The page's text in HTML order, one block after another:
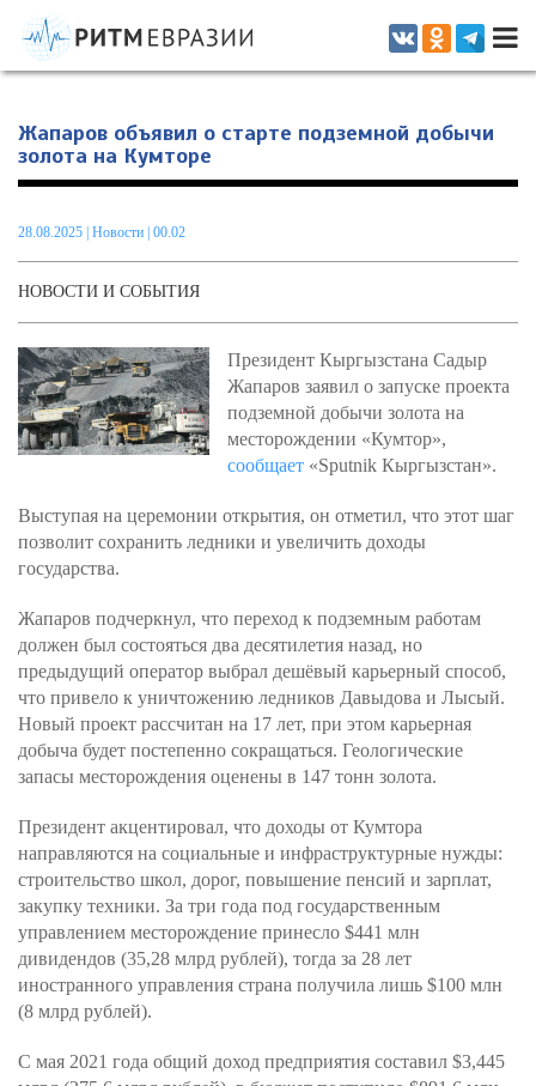
Информационно-аналитическое издание, посвященное актуальным
проблемам интеграции на постсоветском пространстве
Жапаров объявил о старте подземной добычи
золота на Кумторе
28.08.2025 Новости | 00.02
НОВОСТИ И СОБЫТИЯ
Президент Кыргызстана Садыр
Жапаров заявил о запуске проекта
подземной добычи золота на
месторождении «Кумтор»,
сообщает «Sputnik Кыргызстан».
Выступая на церемонии открытия, он отметил, что этот шаг
позволит сохранить ледники и увеличить доходы
государства.
Жапаров подчеркнул, что переход к подземным работам
должен был состояться два десятилетия назад, но
предыдущий оператор выбрал дешёвый карьерный способ,
что привело к уничтожению ледников Давыдова и Лысый.
Новый проект рассчитан на 17 лет, при этом карьерная
добыча будет постепенно сокращаться. Геологические
запасы месторождения оценены в 147 тонн золота.
Президент акцентировал, что доходы от Кумтора
направляются на социальные и инфраструктурные нужды:
строительство школ, дорог, повышение пенсий и зарплат,
закупку техники. За три года под государственным
управлением месторождение принесло $441 млн
дивидендов (35,28 млрд рублей), тогда за 28 лет
иностранного управления страна получила лишь $100 млн
(8 млрд рублей).
С мая 2021 года общий доход предприятия составил $3,445